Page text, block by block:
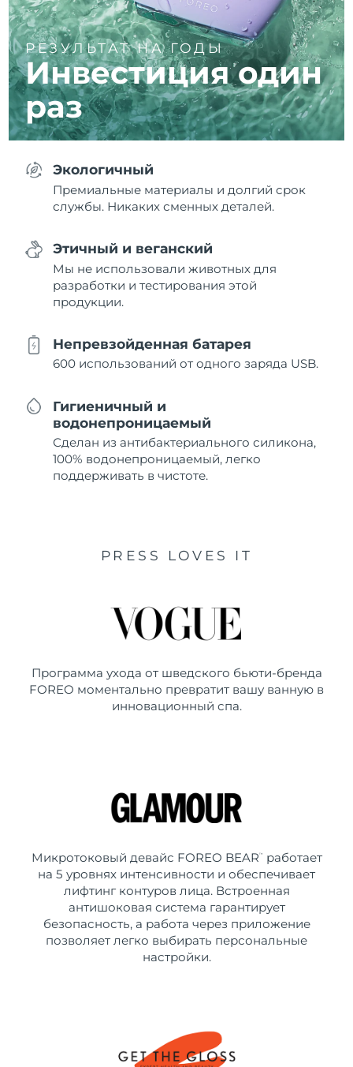
РЕЗУЛЬТАТ НА ГОДЫ
Инвестиция один
раз
Экологичный
Премиальные материалы и долгий срок
службы. Никаких сменных деталей.
Этичный и веганский
Мы не использовали животных для
разработки и тестирования этой
продукции.
Непревзойденная батарея
600 использований от одного заряда USB.
Гигиеничный и
водонепроницаемый
Сделан из антибактериального силикона,
100% водонепроницаемый, легко
поддерживать в чистоте.
PRESS LOVES IT
Программа ухода от шведского бьюти-бренда
FOREO моментально превратит вашу ванную в
инновационный спа.
Микротоковый девайс FOREO BEAR ™
работает
на 5 уровнях интенсивности и обеспечивает
лифтинг контуров лица. Встроенная
антишоковая система гарантирует
безопасность, а работа через приложение
позволяет легко выбирать персональные
настройки.